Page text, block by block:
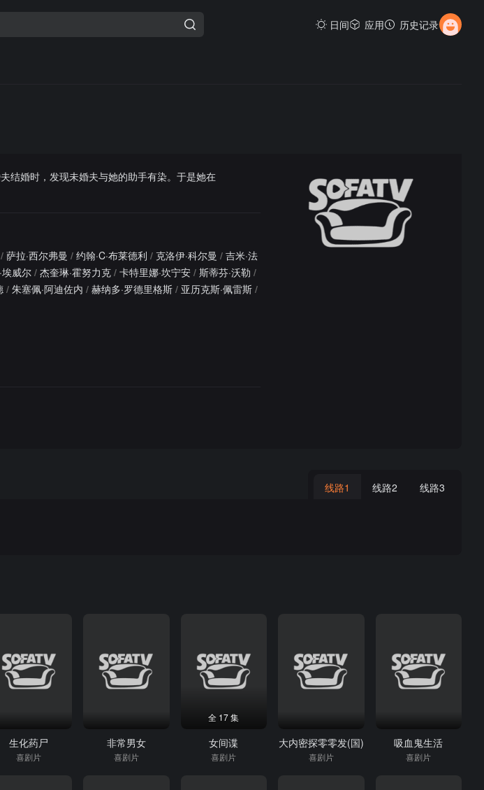
日间 应用 历史记录
结婚时，发现未婚夫与她的助手有染。于是她在
/ 萨拉·西尔弗曼 / 约翰·C·布莱德利 / 克洛伊·科尔曼 / 吉米·法
埃威尔/ 杰奎琳·霍努力克 / 卡特里娜·坎宁安 / 斯蒂芬·沃勒 /
/ 朱塞佩·阿迪佐内 / 赫纳多·罗德里格斯 / 亚历克斯·佩雷斯 /
线路1 线路2 线路3
生化药尸
喜剧片
非常男女
喜剧片
全 17 集
女间谍
喜剧片
大内密探零零发(国)
喜剧片
吸血鬼生活
喜剧片